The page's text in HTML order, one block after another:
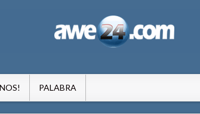
PALABRA